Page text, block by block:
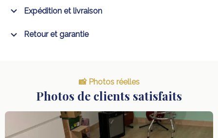
Expédition et livraison
Retour et garantie
📸 Photos réelles
Photos de clients satisfaits